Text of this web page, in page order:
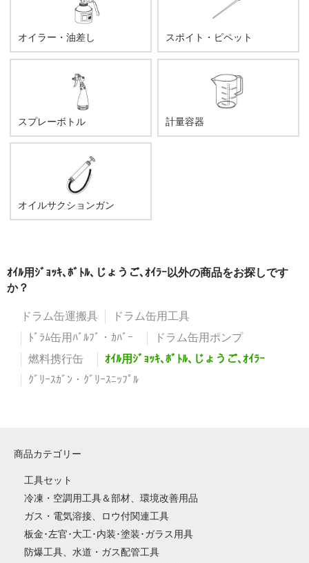
オイラー・油差し スポイト・ピペット
スプレーボトル 計量容器
オイルサクションガン
ｵｲﾙ用ｼﾞｮｯｷ､ﾎﾞﾄﾙ､じょうご､ｵｲﾗｰ以外の商品をお探しです
か？
ドラム缶運搬具
ドラム缶用工具
ﾄﾞﾗﾑ缶用ﾊﾞﾙﾌﾞ・ｶﾊﾞｰ
ドラム缶用ポンプ
燃料携行缶
ｵｲﾙ用ｼﾞｮｯｷ､ﾎﾞﾄﾙ､じょうご､ｵｲﾗｰ
ｸﾞﾘｰｽｶﾞﾝ・ｸﾞﾘｰｽﾆｯﾌﾟﾙ
商品カテゴリー
工具セット
冷凍・空調用工具＆部材、環境改善用品
ガス・電気溶接、ロウ付関連工具
板金･左官･大工･内装･塗装･ガラス用具
防爆工具、水道・ガス配管工具